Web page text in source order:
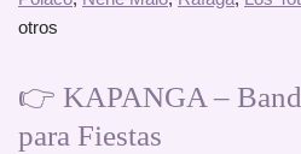
otros
👉 KAPANGA –
para Fiestas